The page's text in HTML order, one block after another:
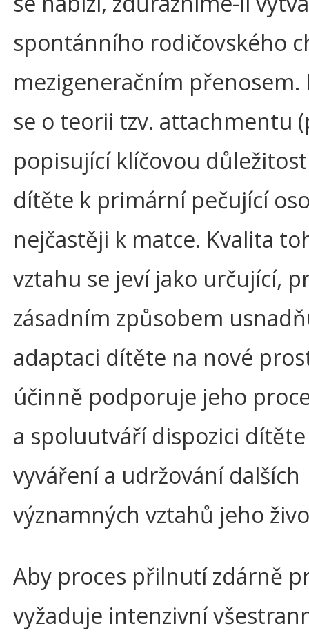
spontánního rodičovského
mezigeneračním přenosem.
se o teorii tzv. attachmentu
popisující klíčovou
dítěte k primární pečující
nejčastěji k matce. Kvalita
vztahu se jeví jako určující,
zásadním způsobem
adaptaci dítěte na nové
účinně podporuje jeho
a spoluutváří dispozici
vyváření a udržování dalších
významných vztahů jeho
Aby proces přilnutí zdárně
vyžaduje intenzivní